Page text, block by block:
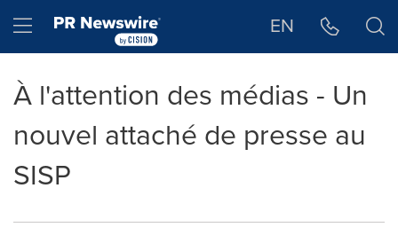
Hamburger menu EN
À l'attention des médias - Un
nouvel attaché de presse au
SISP